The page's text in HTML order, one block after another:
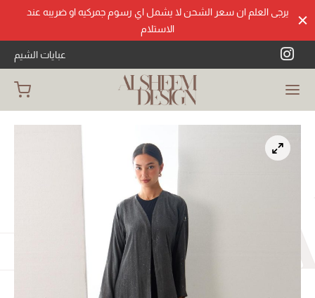
يرجى العلم ان سعر الشحن لا يشمل اي رسوم جمركيه او ضريبه عند
الاستلام
عبايات الشيم